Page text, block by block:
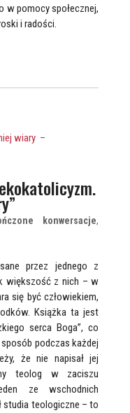
w pomocy społecznej,
i radości.
konwersacje,
przez jednego z
większość z nich – w
się być człowiekiem,
Książka ta jest
serca Boga”, co
podczas każdej
że nie napisał jej
teolog w zaciszu
ze wschodnich
studia teologiczne – to